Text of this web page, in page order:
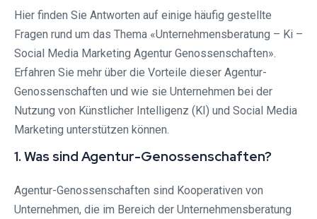
Hier finden Sie Antworten auf einige häufig gestellte
Fragen rund um das Thema «Unternehmensberatung – Ki –
Social Media Marketing Agentur Genossenschaften».
Erfahren Sie mehr über die Vorteile dieser Agentur-
Genossenschaften und wie sie Unternehmen bei der
Nutzung von Künstlicher Intelligenz (KI) und Social Media
Marketing unterstützen können.
1. Was sind Agentur-Genossenschaften?
Agentur-Genossenschaften sind Kooperativen von
Unternehmen, die im Bereich der Unternehmensberatung